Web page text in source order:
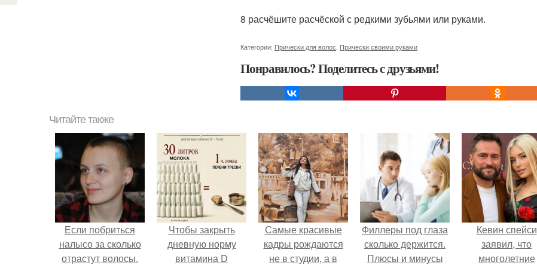
8 расчёшите расчёской с редкими зубьями или руками.
Категории: Прически для волос Прически своими руками
Понравилось? Поделитесь с друзьями!
Читайте также
Если побриться
налысо за сколько
отрастут волосы.
Чтобы закрыть
дневную норму
витамина D
Самые красивые
кадры рождаются
не в студии, а в
Филлеры под глаза
сколько держится.
Плюсы и минусы
Кевин спейси
заявил, что
многолетние